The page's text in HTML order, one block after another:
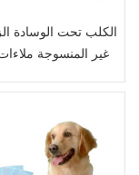
الكلب تحت الوسادة
غير المنسوجة